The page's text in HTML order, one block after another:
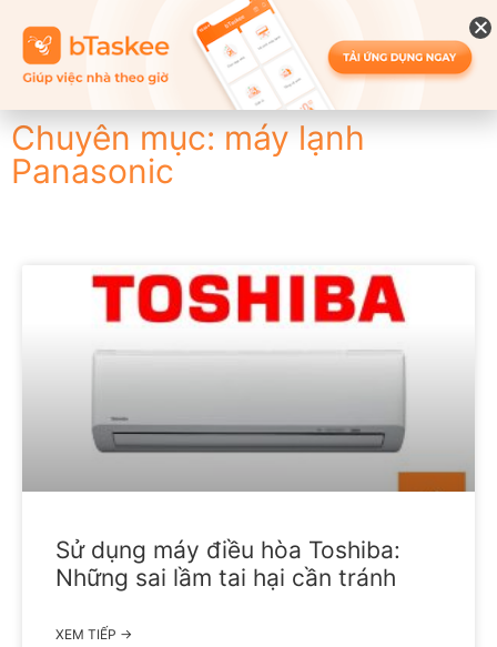
Chuyên mục: máy lạnh
Panasonic
Sử dụng máy điều hòa Toshiba:
Những sai lầm tai hại cần tránh
XEM TIẾP →